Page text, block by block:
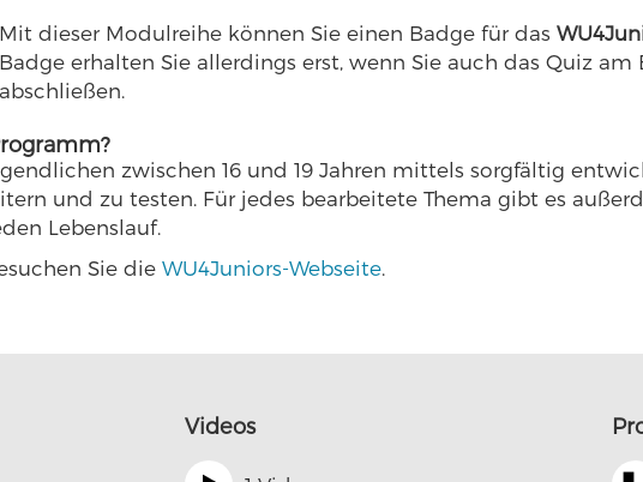
Mit dieser Modulreihe können Sie einen Badge für das
Badge erhalten Sie allerdings erst, wenn Sie auch das Quiz
abschließen.
zwischen 16 und 19 Jahren mittels sorgfältig
und zu testen. Für jedes bearbeitete Thema gibt es
Lebenslauf.
Sie die WU4Juniors-Webseite.
Videos